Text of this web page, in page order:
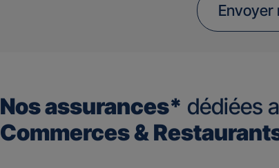
Envoyer
Nos assurances* dédiées
Commerces &